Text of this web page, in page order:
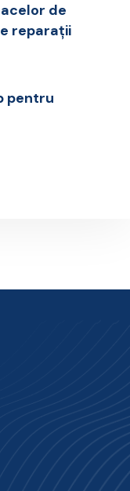
de
reparații
pentru